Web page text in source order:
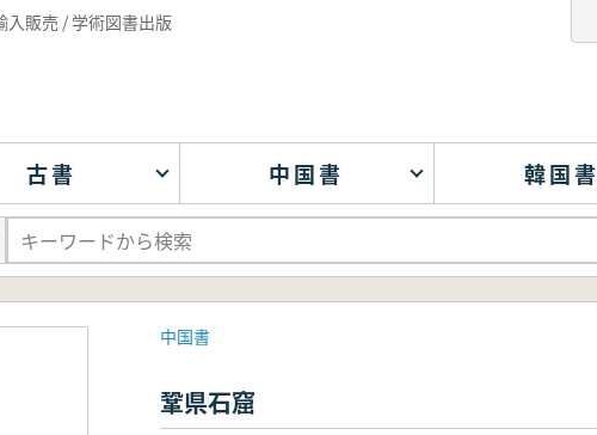
入販売 / 学術図書出版
古書 中国書 韓国書
中国書
鞏県石窟